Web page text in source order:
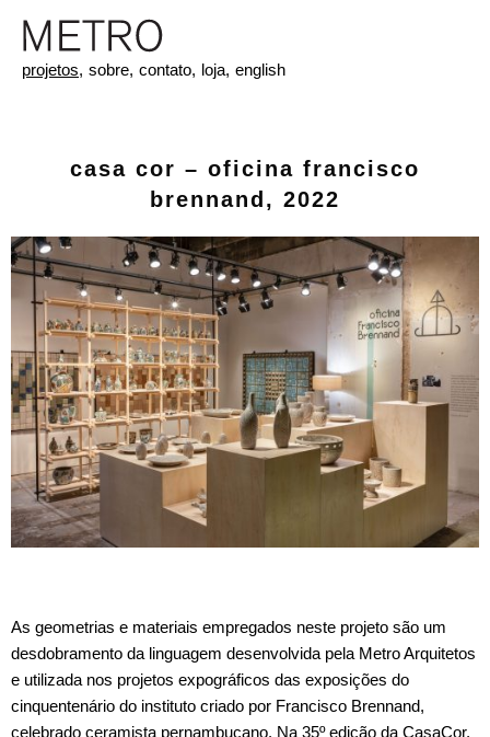
projetos, sobre, contato, loja, english
casa cor – oficina francisco
brennand, 2022
As geometrias e materiais empregados neste projeto são um
desdobramento da linguagem desenvolvida pela Metro Arquitetos
e utilizada nos projetos expográficos das exposições do
cinquentenário do instituto criado por Francisco Brennand,
celebrado ceramista pernambucano. Na 35º edição da CasaCor,